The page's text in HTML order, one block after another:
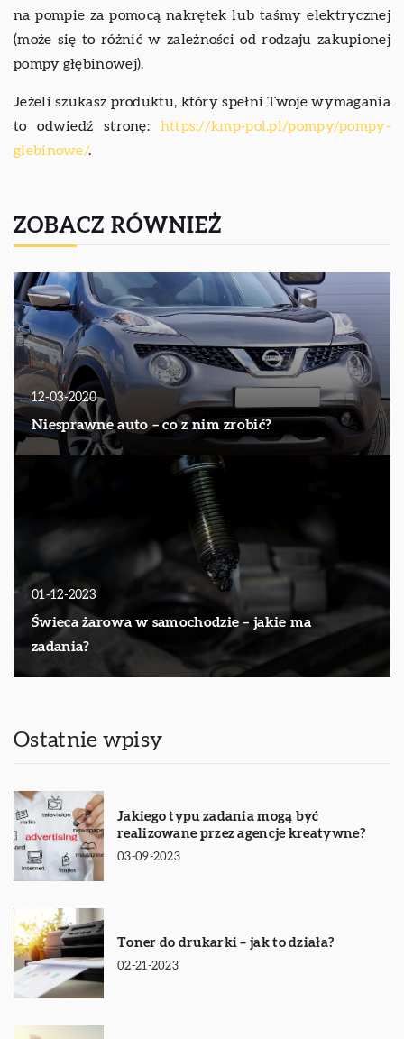
na pompie za pomocą nakrętek lub taśmy elektrycznej
(może się to różnić w zależności od rodzaju zakupionej
pompy głębinowej).
Jeżeli szukasz produktu, który spełni Twoje wymagania
to odwiedź stronę: https://kmp-pol.pl/pompy/pompy-
glebinowe/.
ZOBACZ RÓWNIEŻ
12-03-2020
Niesprawne auto – co z nim zrobić?
01-12-2023
Świeca żarowa w samochodzie – jakie ma
zadania?
Ostatnie wpisy
Jakiego typu zadania mogą być
realizowane przez agencje kreatywne?
03-09-2023
Toner do drukarki – jak to działa?
02-21-2023